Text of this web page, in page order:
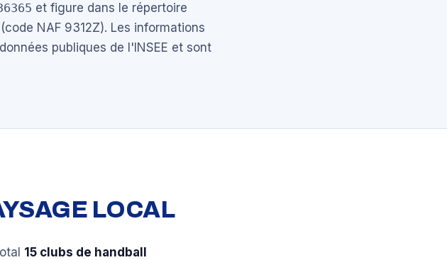
et figure dans le répertoire
NAF 9312Z). Les informations
publiques de l'INSEE et sont
LOCAL
15 clubs de handball